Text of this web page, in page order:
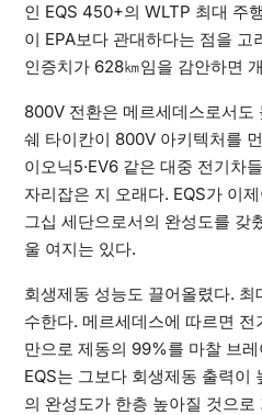
인 EQS 450+의 WLTP 최대 주
이 EPA보다 관대하다는 점을 고
인증치가 628㎞임을 감안하면
800V 전환은 메르세데스로서도
쉐 타이칸이 800V 아키텍처를
이오닉5·EV6 같은 대중 전기차
자리잡은 지 오래다. EQS가 이
그십 세단으로서의 완성도를 갖
울 여지는 있다.
회생제동 성능도 끌어올렸다.
수한다. 메르세데스에 따르면
만으로 제동의 99%를 마찰 브
EQS는 그보다 회생제동 출력이
의 완성도가 한층 높아질 것으로